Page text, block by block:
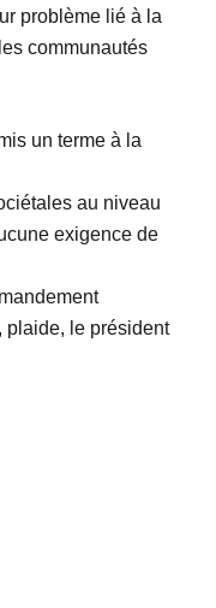
problème lié à la
communautés
un terme à la
au niveau
exigence de
plaide, le président